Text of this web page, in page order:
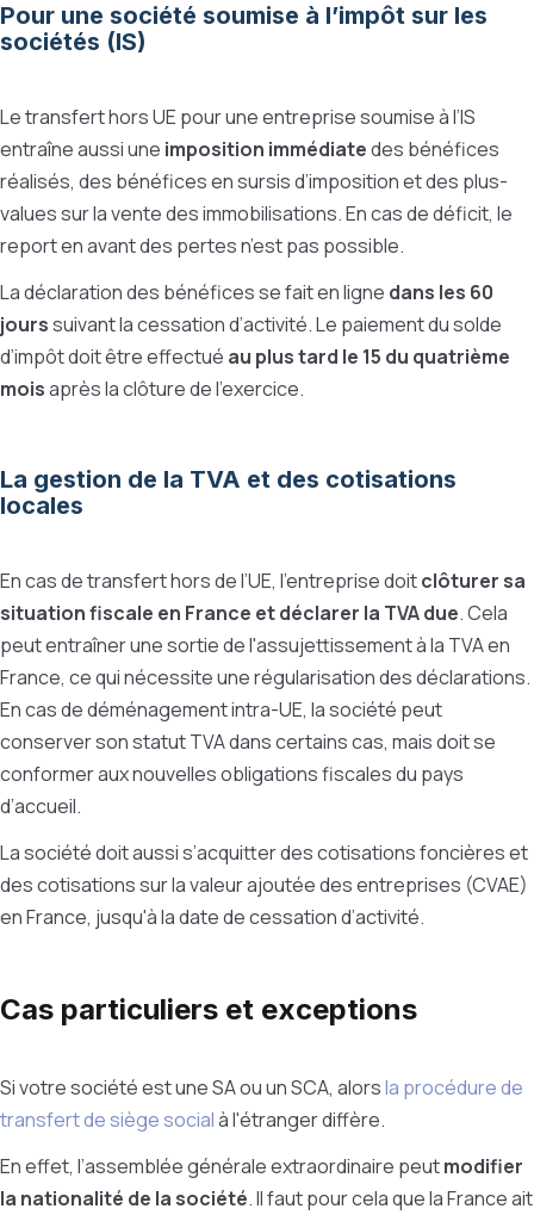
Pour une société soumise à l’impôt sur les
sociétés (IS)
Le transfert hors UE pour une entreprise soumise à l’IS
entraîne aussi une imposition immédiatedes bénéfices
réalisés, des bénéfices en sursis d’imposition et des plus-
values sur la vente des immobilisations. En cas de déficit, le
report en avant des pertes n’est pas possible.
La déclaration des bénéfices se fait en ligne dans les 60
jourssuivant la cessation d’activité. Le paiement du solde
d’impôt doit être effectué au plus tard le 15 du quatrième
moisaprès la clôture de l’exercice.
La gestion de la TVA et des cotisations
locales
En cas de transfert hors de l’UE, l’entreprise doitclôturer sa
situation fiscale en France et déclarer la TVA due. Cela
peut entraîner une sortie de l'assujettissement à la TVA en
France, ce qui nécessite une régularisation des déclarations.
En cas de déménagement intra-UE, la société peut
conserver son statut TVA dans certains cas, mais doit se
conformer aux nouvelles obligations fiscales du pays
d’accueil.
La société doit aussi s’acquitter des cotisations foncières et
des cotisations sur la valeur ajoutée des entreprises (CVAE)
en France, jusqu'à la date de cessation d’activité.
Cas particuliers et exceptions
Si votre société est une SA ou un SCA, alorsla procédure de
transfert de siège socialà l'étranger diffère.
En effet, l’assemblée générale extraordinaire peutmodifier
la nationalité de la société. Il faut pour cela que la France ait